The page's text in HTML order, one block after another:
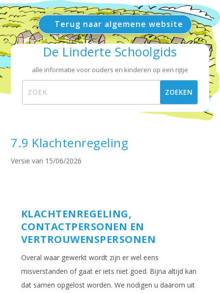
Terug naar algemene website
De Linderte Schoolgids
alle informatie voor ouders en kinderen op een rijtje
7.9 Klachtenregeling
Versie van 15/06/2026
KLACHTENREGELING,
CONTACTPERSONEN EN
VERTROUWENSPERSONEN
Overal waar gewerkt wordt zijn er wel eens
misverstanden of gaat er iets niet goed. Bijna altijd kan
dat samen opgelost worden. We nodigen u daarom uit